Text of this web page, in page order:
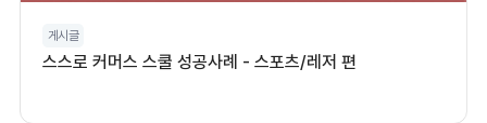
게시글
스스로 커머스 스쿨 성공사례 - 스포츠/레저 편